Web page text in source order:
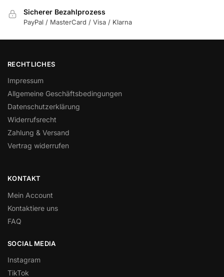
Sicherer Bezahlprozess
PayPal / MasterCard / Visa / Klarna
RECHTLICHES
Impressum
Allgemeine Geschäftsbedingungen
Datenschutzerklärung
Widerrufsrecht
Zahlung & Versand
Vertrag widerrufen
KONTAKT
Mein Account
Kontaktiere uns
FAQ
SOCIAL MEDIA
Instagram
TikTok